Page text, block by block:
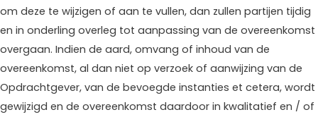
om deze te wijzigen of aan te vullen, dan zullen partijen tijdig
en in onderling overleg tot aanpassing van de overeenkomst
overgaan. Indien de aard, omvang of inhoud van de
overeenkomst, al dan niet op verzoek of aanwijzing van de
Opdrachtgever, van de bevoegde instanties et cetera, wordt
gewijzigd en de overeenkomst daardoor in kwalitatief en / of